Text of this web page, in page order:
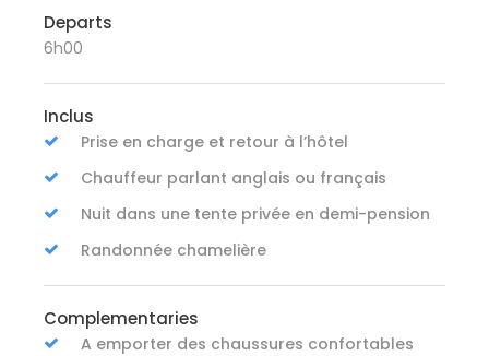
Departs
6h00
Inclus
Prise en charge et retour à l’hôtel
Chauffeur parlant anglais ou français
Nuit dans une tente privée en demi-pension
Randonnée chamelière
Complementaries
A emporter des chaussures confortables